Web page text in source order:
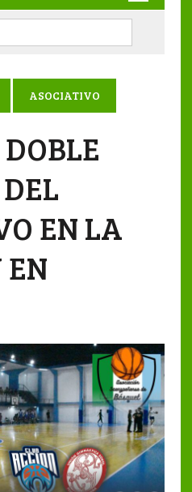
ASOCIATIVO
EN LA
EN